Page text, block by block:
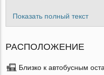
Показать полный текст
РАСПОЛОЖЕНИЕ
Близко к автобусным